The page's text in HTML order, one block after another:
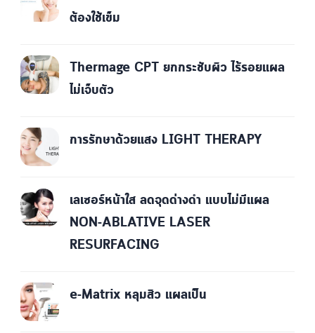
ต้องใช้เข็ม
Thermage CPT ยกกระชับผิว ไร้รอยแผล
ไม่เจ็บตัว
การรักษาด้วยแสง LIGHT THERAPY
เลเซอร์หน้าใส ลดจุดด่างดำ แบบไม่มีแผล
NON-ABLATIVE LASER
RESURFACING
e-Matrix หลุมสิว แผลเป็น